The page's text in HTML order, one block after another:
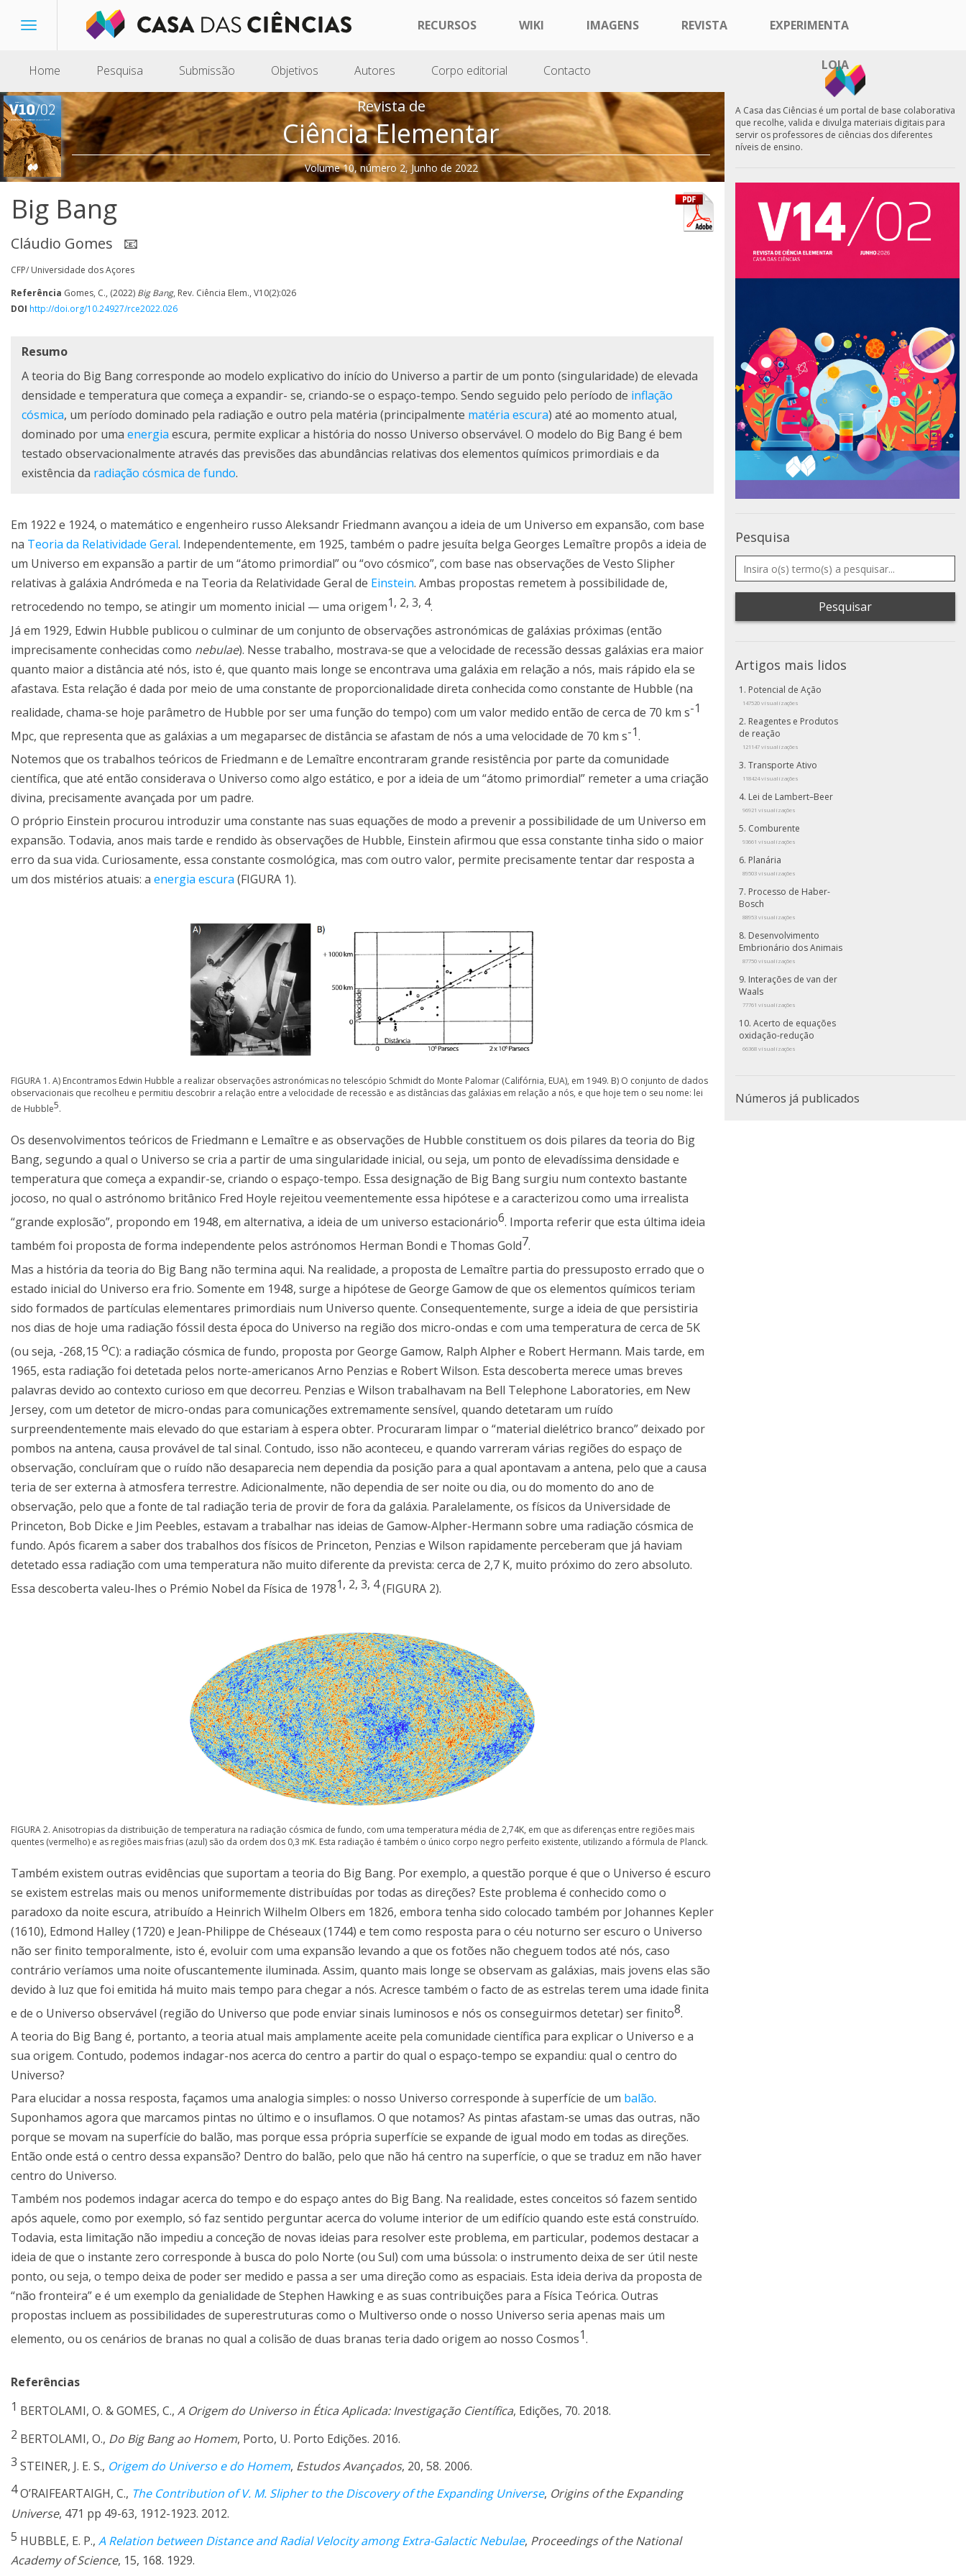
Toggle
RECURSOS WIKI IMAGENS REVISTA EXPERIMENTA
LOJA
Home Pesquisa Submissão Objetivos Autores Corpo editorial Contacto
Revista de
Ciência Elementar
Volume 10, número 2, Junho de 2022
Big Bang
Cláudio Gomes 📧
CFP/ Universidade dos Açores
Referência Gomes, C., (2022) Big Bang, Rev. Ciência Elem., V10(2):026
DOI http://doi.org/10.24927/rce2022.026
Resumo
A teoria do Big Bang corresponde ao modelo explicativo do início do Universo a partir de um ponto (singularidade) de elevada
densidade e temperatura que começa a expandir- se, criando-se o espaço-tempo. Sendo seguido pelo período de inflação
cósmica, um período dominado pela radiação e outro pela matéria (principalmente matéria escura) até ao momento atual,
dominado por uma energia escura, permite explicar a história do nosso Universo observável. O modelo do Big Bang é bem
testado observacionalmente através das previsões das abundâncias relativas dos elementos químicos primordiais e da
existência da radiação cósmica de fundo.
Em 1922 e 1924, o matemático e engenheiro russo Aleksandr Friedmann avançou a ideia de um Universo em expansão, com base
na Teoria da Relatividade Geral. Independentemente, em 1925, também o padre jesuíta belga Georges Lemaître propôs a ideia de
um Universo em expansão a partir de um “átomo primordial” ou “ovo cósmico”, com base nas observações de Vesto Slipher
relativas à galáxia Andrómeda e na Teoria da Relatividade Geral de Einstein. Ambas propostas remetem à possibilidade de,
retrocedendo no tempo, se atingir um momento inicial — uma origem1, 2, 3, 4.
Já em 1929, Edwin Hubble publicou o culminar de um conjunto de observações astronómicas de galáxias próximas (então
imprecisamente conhecidas como nebulae). Nesse trabalho, mostrava-se que a velocidade de recessão dessas galáxias era maior
quanto maior a distância até nós, isto é, que quanto mais longe se encontrava uma galáxia em relação a nós, mais rápido ela se
afastava. Esta relação é dada por meio de uma constante de proporcionalidade direta conhecida como constante de Hubble (na
realidade, chama-se hoje parâmetro de Hubble por ser uma função do tempo) com um valor medido então de cerca de 70 km s-1
Mpc, que representa que as galáxias a um megaparsec de distância se afastam de nós a uma velocidade de 70 km s-1.
Notemos que os trabalhos teóricos de Friedmann e de Lemaître encontraram grande resistência por parte da comunidade
científica, que até então considerava o Universo como algo estático, e por a ideia de um “átomo primordial” remeter a uma criação
divina, precisamente avançada por um padre.
O próprio Einstein procurou introduzir uma constante nas suas equações de modo a prevenir a possibilidade de um Universo em
expansão. Todavia, anos mais tarde e rendido às observações de Hubble, Einstein afirmou que essa constante tinha sido o maior
erro da sua vida. Curiosamente, essa constante cosmológica, mas com outro valor, permite precisamente tentar dar resposta a
um dos mistérios atuais: a energia escura (FIGURA 1).
FIGURA 1. A) Encontramos Edwin Hubble a realizar observações astronómicas no telescópio Schmidt do Monte Palomar (Califórnia, EUA), em 1949. B) O conjunto de dados
observacionais que recolheu e permitiu descobrir a relação entre a velocidade de recessão e as distâncias das galáxias em relação a nós, e que hoje tem o seu nome: lei
de Hubble5.
Os desenvolvimentos teóricos de Friedmann e Lemaître e as observações de Hubble constituem os dois pilares da teoria do Big
Bang, segundo a qual o Universo se cria a partir de uma singularidade inicial, ou seja, um ponto de elevadíssima densidade e
temperatura que começa a expandir-se, criando o espaço-tempo. Essa designação de Big Bang surgiu num contexto bastante
jocoso, no qual o astrónomo britânico Fred Hoyle rejeitou veementemente essa hipótese e a caracterizou como uma irrealista
“grande explosão”, propondo em 1948, em alternativa, a ideia de um universo estacionário6. Importa referir que esta última ideia
também foi proposta de forma independente pelos astrónomos Herman Bondi e Thomas Gold7.
Mas a história da teoria do Big Bang não termina aqui. Na realidade, a proposta de Lemaître partia do pressuposto errado que o
estado inicial do Universo era frio. Somente em 1948, surge a hipótese de George Gamow de que os elementos químicos teriam
sido formados de partículas elementares primordiais num Universo quente. Consequentemente, surge a ideia de que persistiria
nos dias de hoje uma radiação fóssil desta época do Universo na região dos micro-ondas e com uma temperatura de cerca de 5K
(ou seja, -268,15 oC): a radiação cósmica de fundo, proposta por George Gamow, Ralph Alpher e Robert Hermann. Mais tarde, em
1965, esta radiação foi detetada pelos norte-americanos Arno Penzias e Robert Wilson. Esta descoberta merece umas breves
palavras devido ao contexto curioso em que decorreu. Penzias e Wilson trabalhavam na Bell Telephone Laboratories, em New
Jersey, com um detetor de micro-ondas para comunicações extremamente sensível, quando detetaram um ruído
surpreendentemente mais elevado do que estariam à espera obter. Procuraram limpar o “material dielétrico branco” deixado por
pombos na antena, causa provável de tal sinal. Contudo, isso não aconteceu, e quando varreram várias regiões do espaço de
observação, concluíram que o ruído não desaparecia nem dependia da posição para a qual apontavam a antena, pelo que a causa
teria de ser externa à atmosfera terrestre. Adicionalmente, não dependia de ser noite ou dia, ou do momento do ano de
observação, pelo que a fonte de tal radiação teria de provir de fora da galáxia. Paralelamente, os físicos da Universidade de
Princeton, Bob Dicke e Jim Peebles, estavam a trabalhar nas ideias de Gamow-Alpher-Hermann sobre uma radiação cósmica de
fundo. Após ficarem a saber dos trabalhos dos físicos de Princeton, Penzias e Wilson rapidamente perceberam que já haviam
detetado essa radiação com uma temperatura não muito diferente da prevista: cerca de 2,7 K, muito próximo do zero absoluto.
Essa descoberta valeu-lhes o Prémio Nobel da Física de 19781, 2, 3, 4(FIGURA 2).
FIGURA 2. Anisotropias da distribuição de temperatura na radiação cósmica de fundo, com uma temperatura média de 2,74K, em que as diferenças entre regiões mais
quentes (vermelho) e as regiões mais frias (azul) são da ordem dos 0,3 mK. Esta radiação é também o único corpo negro perfeito existente, utilizando a fórmula de Planck.
Também existem outras evidências que suportam a teoria do Big Bang. Por exemplo, a questão porque é que o Universo é escuro
se existem estrelas mais ou menos uniformemente distribuídas por todas as direções? Este problema é conhecido como o
paradoxo da noite escura, atribuído a Heinrich Wilhelm Olbers em 1826, embora tenha sido colocado também por Johannes Kepler
(1610), Edmond Halley (1720) e Jean-Philippe de Chéseaux (1744) e tem como resposta para o céu noturno ser escuro o Universo
não ser finito temporalmente, isto é, evoluir com uma expansão levando a que os fotões não cheguem todos até nós, caso
contrário veríamos uma noite ofuscantemente iluminada. Assim, quanto mais longe se observam as galáxias, mais jovens elas são
devido à luz que foi emitida há muito mais tempo para chegar a nós. Acresce também o facto de as estrelas terem uma idade finita
e de o Universo observável (região do Universo que pode enviar sinais luminosos e nós os conseguirmos detetar) ser finito8.
A teoria do Big Bang é, portanto, a teoria atual mais amplamente aceite pela comunidade científica para explicar o Universo e a
sua origem. Contudo, podemos indagar-nos acerca do centro a partir do qual o espaço-tempo se expandiu: qual o centro do
Universo?
Para elucidar a nossa resposta, façamos uma analogia simples: o nosso Universo corresponde à superfície de um balão.
Suponhamos agora que marcamos pintas no último e o insuflamos. O que notamos? As pintas afastam-se umas das outras, não
porque se movam na superfície do balão, mas porque essa própria superfície se expande de igual modo em todas as direções.
Então onde está o centro dessa expansão? Dentro do balão, pelo que não há centro na superfície, o que se traduz em não haver
centro do Universo.
Também nos podemos indagar acerca do tempo e do espaço antes do Big Bang. Na realidade, estes conceitos só fazem sentido
após aquele, como por exemplo, só faz sentido perguntar acerca do volume interior de um edifício quando este está construído.
Todavia, esta limitação não impediu a conceção de novas ideias para resolver este problema, em particular, podemos destacar a
ideia de que o instante zero corresponde à busca do polo Norte (ou Sul) com uma bússola: o instrumento deixa de ser útil neste
ponto, ou seja, o tempo deixa de poder ser medido e passa a ser uma direção como as espaciais. Esta ideia deriva da proposta de
“não fronteira” e é um exemplo da genialidade de Stephen Hawking e as suas contribuições para a Física Teórica. Outras
propostas incluem as possibilidades de superestruturas como o Multiverso onde o nosso Universo seria apenas mais um
elemento, ou os cenários de branas no qual a colisão de duas branas teria dado origem ao nosso Cosmos1.
Referências
1 BERTOLAMI, O. & GOMES, C., A Origem do Universo in Ética Aplicada: Investigação Científica, Edições, 70. 2018.
2 BERTOLAMI, O., Do Big Bang ao Homem, Porto, U. Porto Edições. 2016.
3 STEINER, J. E. S., Origem do Universo e do Homem, Estudos Avançados, 20, 58. 2006.
4O’RAIFEARTAIGH, C., The Contribution of V. M. Slipher to the Discovery of the Expanding Universe, Origins of the Expanding
Universe, 471 pp 49-63, 1912-1923. 2012.
5 HUBBLE, E. P., A Relation between Distance and Radial Velocity among Extra-Galactic Nebulae, Proceedings of the National
Academy of Science, 15, 168. 1929.
A Casa das Ciências é um portal de base colaborativa
que recolhe, valida e divulga materiais digitais para
servir os professores de ciências dos diferentes
níveis de ensino.
Pesquisa
Pesquisar
Artigos mais lidos
Potencial de Ação
147520 visualizações
Reagentes e Produtos
de reação
121147 visualizações
Transporte Ativo
118424 visualizações
Lei de Lambert–Beer
96921 visualizações
Comburente
93661 visualizações
Planária
89503 visualizações
Processo de Haber-
Bosch
88953 visualizações
Desenvolvimento
Embrionário dos Animais
87750 visualizações
Interações de van der
Waals
77761 visualizações
Acerto de equações
oxidação-redução
66368 visualizações
Números já publicados